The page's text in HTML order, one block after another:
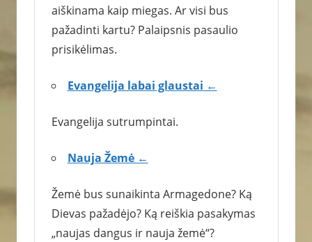
aiškinama kaip miegas. Ar visi bus
pažadinti kartu? Palaipsnis pasaulio
prisikėlimas.
Evangelija labai glaustai ←
Evangelija sutrumpintai.
Nauja Žemė ←
Žemė bus sunaikinta Armagedone? Ką
Dievas pažadėjo? Ką reiškia pasakymas
„naujas dangus ir nauja žemė“?